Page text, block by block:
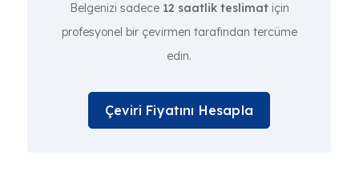
Belgenizi sadece 12 saatlik teslimatiçin
profesyonel bir çevirmen tarafından tercüme
edin.
Çeviri Fiyatını Hesapla